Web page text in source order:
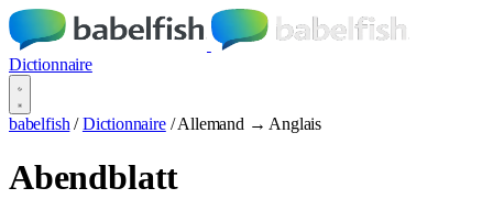
Dictionnaire
babelfish / Dictionnaire / Allemand → Anglais
Abendblatt